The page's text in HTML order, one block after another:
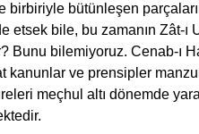
bütünleşen
etsek bile, bu zamanın Zât-
Bunu bilemiyoruz. Cenab-ı
kanunlar ve prensipler
meçhul altı dönemde